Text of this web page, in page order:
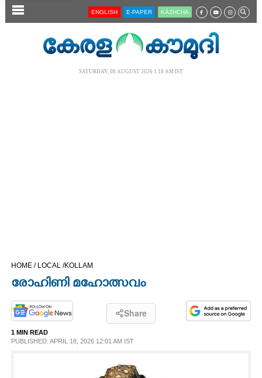
SECTIONS
OPINION
PHOTOS
ENGLISH E-PAPER KĀZHCHA
SATURDAY, 08 AUGUST 2026 1.18 AM IST
HOME / LOCAL /KOLLAM
രോഹിണി മഹോത്സവം
Share
1 MIN READ
PUBLISHED: APRIL 18, 2026 12:01 AM IST